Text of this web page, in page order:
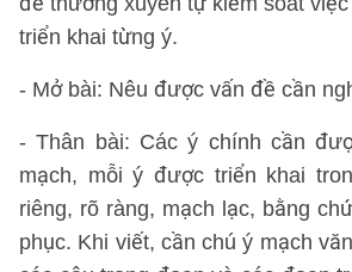
triển khai từng ý.
- Mở bài: Nêu được vấn đề cần
- Thân bài: Các ý chính cần
mạch, mỗi ý được triển khai
riêng, rõ ràng, mạch lạc, bằng
phục. Khi viết, cần chú ý mạch